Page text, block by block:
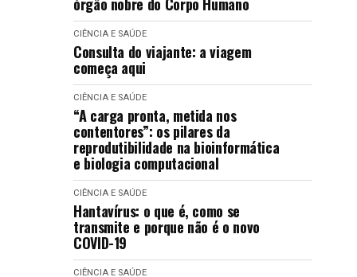
CIÊNCIA E SAÚDE
Consulta do viajante: a viagem
começa aqui
CIÊNCIA E SAÚDE
“A carga pronta, metida nos
contentores”: os pilares da
reprodutibilidade na bioinformática
e biologia computacional
CIÊNCIA E SAÚDE
Hantavírus: o que é, como se
transmite e porque não é o novo
COVID-19
CIÊNCIA E SAÚDE